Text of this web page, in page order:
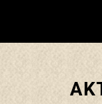
zeitweise